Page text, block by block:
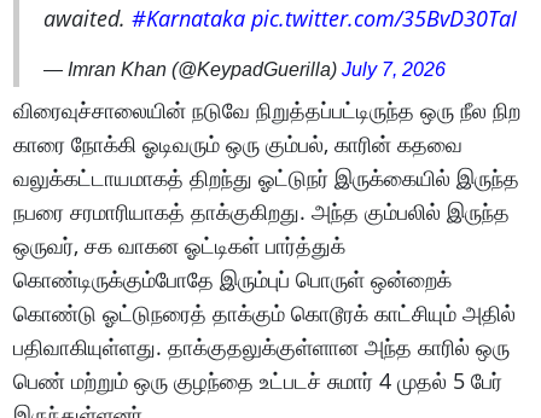
awaited.#Karnataka pic.twitter.com/35BvD30TaI
— Imran Khan (@KeypadGuerilla)July 7, 2026
விரைவுச்சாலையின் நடுவே நிறுத்தப்பட்டிருந்த ஒரு நீல நிற
காரை நோக்கி ஓடிவரும் ஒரு கும்பல், காரின் கதவை
வலுக்கட்டாயமாகத் திறந்து ஓட்டுநர் இருக்கையில் இருந்த
நபரை சரமாரியாகத் தாக்குகிறது. அந்த கும்பலில் இருந்த
ஒருவர், சக வாகன ஓட்டிகள் பார்த்துக்
கொண்டிருக்கும்போதே இரும்புப் பொருள் ஒன்றைக்
கொண்டு ஓட்டுநரைத் தாக்கும் கொடூரக் காட்சியும் அதில்
பதிவாகியுள்ளது. தாக்குதலுக்குள்ளான அந்த காரில் ஒரு
பெண் மற்றும் ஒரு குழந்தை உட்படச் சுமார் 4 முதல் 5 பேர்